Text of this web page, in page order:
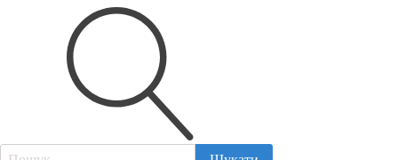
Пошук: